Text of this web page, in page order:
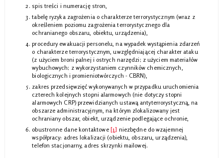
spis treści i numerację stron,
tabelę ryzyka zagrożenia o charakterze terrorystycznym (wraz z
określeniem poziomu zagrożenia terrorystycznego dla
ochranianego obszaru, obiektu, urządzenia),
procedury ewakuacji personelu, na wypadek wystąpienia zdarzeń
o charakterze terrorystycznym, uwzględniającej charakter ataku
(z użyciem broni palnej i ostrych narzędzi; z użyciem materiałów
wybuchowych; z wykorzystaniem czynników chemicznych,
biologicznych i promieniotwórczych - CBRN),
zakres przedsięwzięć wykonywanych w przypadku uruchomienia
czterech kolejnych stopni alarmowych (nie dotyczy stopni
alarmowych CRP) przewidzianych ustawą antyterrorystyczną, na
obszarze administracyjnym, na którym zlokalizowany jest
ochraniany obszar, obiekt, urządzenie podlegające ochronie,
obustronne dane kontaktowe [1] niezbędne do wzajemnej
współpracy: adres lokalizacji (obiektu, obszaru, urządzenia),
telefon stacjonarny, adres skrzynki mailowej.